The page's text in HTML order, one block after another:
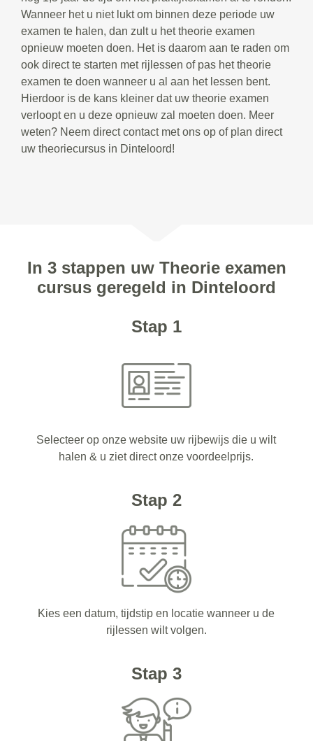
Wanneer het u niet lukt om binnen deze periode uw
examen te halen, dan zult u het theorie examen
opnieuw moeten doen. Het is daarom aan te raden om
ook direct te starten met rijlessen of pas het theorie
examen te doen wanneer u al aan het lessen bent.
Hierdoor is de kans kleiner dat uw theorie examen
verloopt en u deze opnieuw zal moeten doen. Meer
weten? Neem direct contact met ons op of plan direct
uw theoriecursus in Dinteloord!
In 3 stappen uw Theorie examen
cursus geregeld in Dinteloord
Stap 1
Selecteer op onze website uw rijbewijs die u wilt
halen & u ziet direct onze voordeelprijs.
Stap 2
Kies een datum, tijdstip en locatie wanneer u de
rijlessen wilt volgen.
Stap 3